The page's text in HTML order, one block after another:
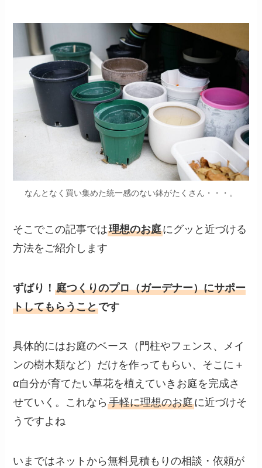
なんとなく買い集めた統一感のない鉢がたくさん・・・。
そこでこの記事では理想のお庭にグッと近づける
方法をご紹介します
ずばり！庭つくりのプロ（ガーデナー）にサポー
トしてもらうことです
具体的にはお庭のベース（門柱やフェンス、メイ
ンの樹木類など）だけを作ってもらい、そこに＋
α自分が育てたい草花を植えていきお庭を完成さ
せていく。これなら手軽に理想のお庭に近づけそ
うですよね
いまではネットから無料見積もりの相談・依頼が